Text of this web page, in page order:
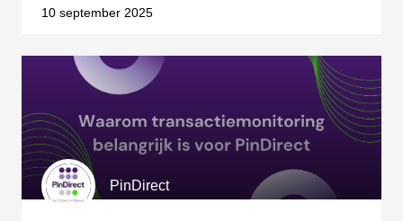
10 september 2025
PinDirect